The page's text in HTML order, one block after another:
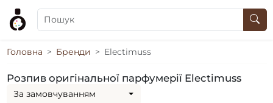
Головна Бренди Electimuss
Розпив оригінальної парфумерії Electimuss
За замовчуванням